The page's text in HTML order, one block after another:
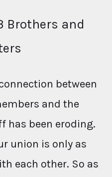
Brothers and
between
and the
has been eroding.
union is only as
each other. So as